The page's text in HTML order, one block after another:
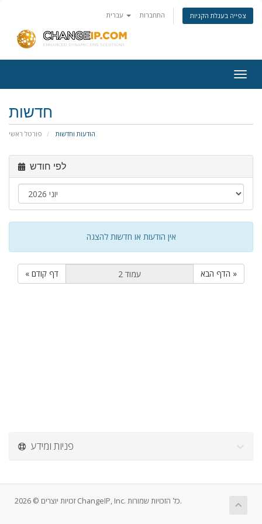
התחברות צפייה בעגלת הקניות
חדשות
פורטל ראשי הודעות וחדשות
לפי חודש
אין הודעות או חדשות להצגה
« דף קודם הדף הבא »
פניות ומידע
זכויות יוצרים © 2026 ChangeIP, Inc. כל הזכויות שמורות.